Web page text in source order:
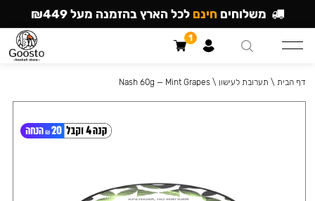
דף הבית \ תערובת לעישון \
Nash 60g — Mint Grapes
משלוחים חינם לכל הארץ בהזמנה מעל ₪449
1